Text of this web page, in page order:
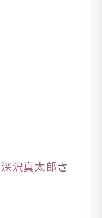
深沢真太郎 さ